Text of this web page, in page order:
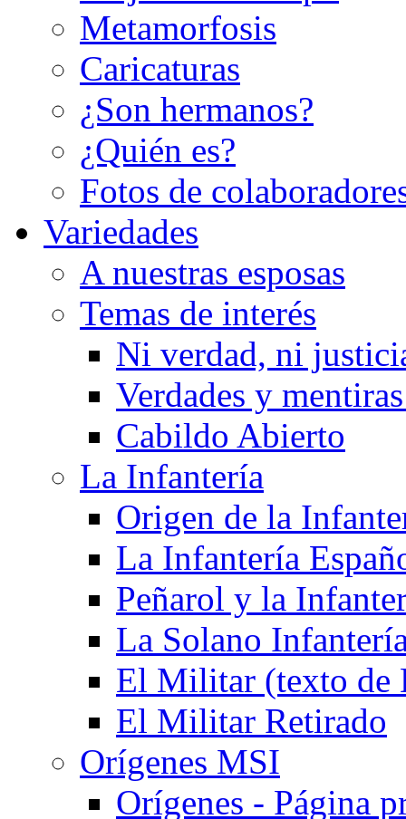
Metamorfosis
Caricaturas
¿Son hermanos?
¿Quién es?
Fotos de
Variedades
A nuestras esposas
Temas de interés
Ni verdad, ni
Verdades y
Cabildo Abierto
La Infantería
Origen de la
La Infantería
Peñarol y la
La Solano
El Militar (texto de
El Militar Retirado
Orígenes MSI
Orígenes - Página